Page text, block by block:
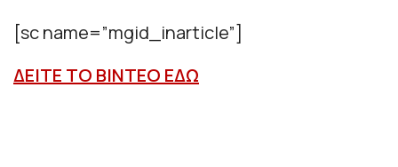
[sc name=”mgid_inarticle”]
ΔΕΙΤΕ ΤΟ ΒΙΝΤΕΟ ΕΔΩ